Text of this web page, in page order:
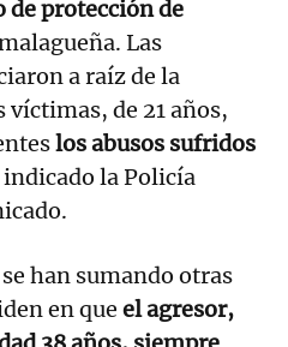
de protección de
Las
a raíz de la
víctimas, de 21 años,
los abusos sufridos
indicado la Policía
han sumando otras
en que el agresor,